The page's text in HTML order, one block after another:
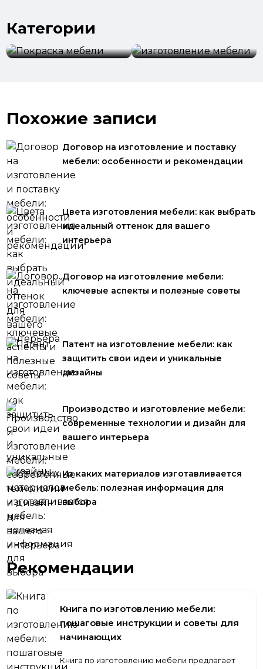
Категории
Покраска мебели
Похожие записи
Договор на изготовление и поставку
мебели: особенности и рекомендации
Цвета изготовления мебели: как выбрать
идеальный оттенок для вашего
интерьера
Договор на изготовление мебели:
ключевые аспекты и полезные советы
Патент на изготовление мебели: как
защитить свои идеи и уникальные
дизайны
Производство и изготовление мебели:
современные технологии и дизайн для
вашего интерьера
Из каких материалов изготавливается
мебель: полезная информация для
выбора
Рекомендации
Книга по изготовлению мебели:
пошаговые инструкции и советы для
начинающих
Книга по изготовлению мебели предлагает